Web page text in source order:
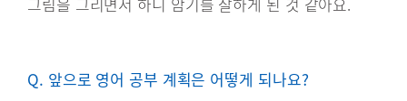
Q. 앞으로 영어 공부 계획은 어떻게 되나요?